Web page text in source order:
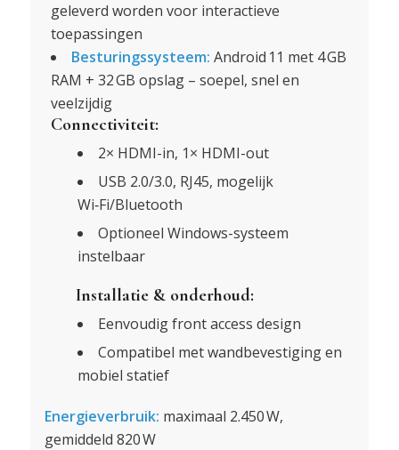
geleverd worden voor interactieve
toepassingen
Besturingssysteem: Android 11 met 4 GB
RAM + 32 GB opslag – soepel, snel en
veelzijdig
Connectiviteit:
2× HDMI-in, 1× HDMI-out
USB 2.0/3.0, RJ45, mogelijk
Wi‑Fi/Bluetooth
Optioneel Windows-systeem
instelbaar
Installatie & onderhoud:
Eenvoudig front access design
Compatibel met wandbevestiging en
mobiel statief
Energieverbruik: maximaal 2.450 W,
gemiddeld 820 W